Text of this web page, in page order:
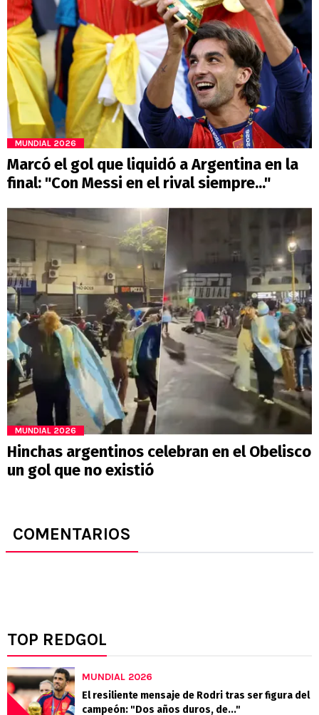
MUNDIAL 2026
Marcó el gol que liquidó a Argentina en la
final: "Con Messi en el rival siempre..."
MUNDIAL 2026
Hinchas argentinos celebran en el Obelisco
un gol que no existió
COMENTARIOS
TOP REDGOL
MUNDIAL 2026
El resiliente mensaje de Rodri tras ser figura del
campeón: "Dos años duros, de..."